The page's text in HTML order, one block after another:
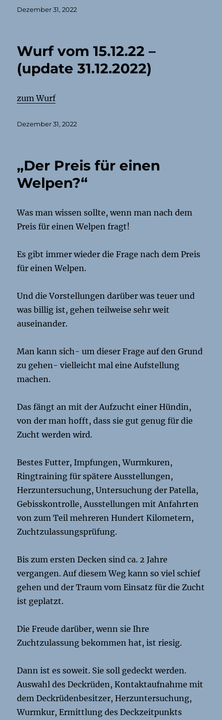
Veröffentlicht
Dezember 31, 2022
Wurf vom 15.12.22 –
(update 31.12.2022)
zum Wurf
Veröffentlicht
Dezember 31, 2022
„Der Preis für einen
Welpen?“
Was man wissen sollte, wenn man nach dem
Preis für einen Welpen fragt!
Es gibt immer wieder die Frage nach dem Preis
für einen Welpen.
Und die Vorstellungen darüber was teuer und
was billig ist, gehen teilweise sehr weit
auseinander.
Man kann sich- um dieser Frage auf den Grund
zu gehen- vielleicht mal eine Aufstellung
machen.
Das fängt an mit der Aufzucht einer Hündin,
von der man hofft, dass sie gut genug für die
Zucht werden wird.
Bestes Futter, Impfungen, Wurmkuren,
Ringtraining für spätere Ausstellungen,
Herzuntersuchung, Untersuchung der Patella,
Gebisskontrolle, Ausstellungen mit Anfahrten
von zum Teil mehreren Hundert Kilometern,
Zuchtzulassungsprüfung.
Bis zum ersten Decken sind ca. 2 Jahre
vergangen. Auf diesem Weg kann so viel schief
gehen und der Traum vom Einsatz für die Zucht
ist geplatzt.
Die Freude darüber, wenn sie Ihre
Zuchtzulassung bekommen hat, ist riesig.
Dann ist es soweit. Sie soll gedeckt werden.
Auswahl des Deckrüden, Kontaktaufnahme mit
dem Deckrüdenbesitzer, Herzuntersuchung,
Wurmkur, Ermittlung des Deckzeitpunkts